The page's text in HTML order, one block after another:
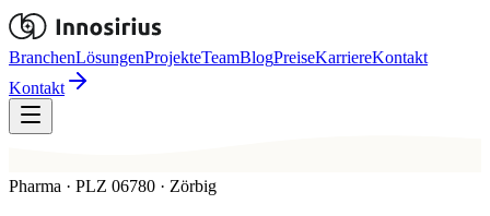
BranchenLösungenProjekteTeamBlogPreiseKarriereKontakt
Kontakt
Pharma · PLZ 06780 · Zörbig